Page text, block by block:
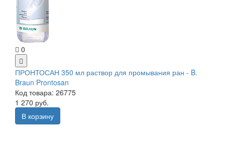
0
ПРОНТОСАН 350 мл раствор для промывания ран - B.
Braun Prontosan
Код товара: 26775
1 270 руб.
В корзину